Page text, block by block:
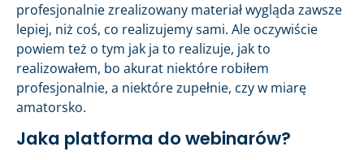
profesjonalnie zrealizowany materiał wygląda zawsze
lepiej, niż coś, co realizujemy sami. Ale oczywiście
powiem też o tym jak ja to realizuje, jak to
realizowałem, bo akurat niektóre robiłem
profesjonalnie, a niektóre zupełnie, czy w miarę
amatorsko.
Jaka platforma do webinarów?